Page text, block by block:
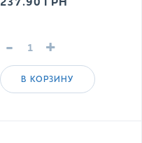
237.90 ГРН
- +
В КОРЗИНУ